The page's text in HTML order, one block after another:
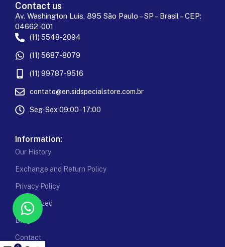
Contact us
Av. Washington Luis, 895 São Paulo – SP – Brasil – CEP:
04662-001
(11) 5548-2094
(11) 5687-8079
(11) 99787-9516
contato@en.sidspecialstore.com.br
Seg-Sex 09:00 - 17:00
Information:
Our History
Exchange and Return Policy
Privacy Policy
Customized
Blog
Contact